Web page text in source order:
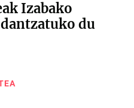
Izabako
du